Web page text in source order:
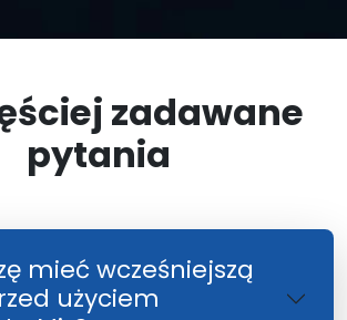
zadawane
pytania
mieć wcześniejszą
użyciem